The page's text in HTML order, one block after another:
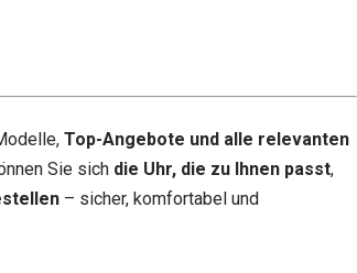
Top-Angebote und alle relevanten
Sie sich die Uhr, die zu Ihnen passt,
– sicher, komfortabel und